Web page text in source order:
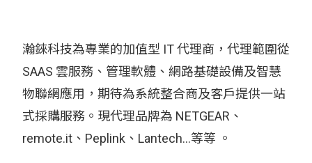
瀚錸科技為專業的加值型 IT 代理商，代理範圍從
SAAS 雲服務、管理軟體、網路基礎設備及智慧
物聯網應用，期待為系統整合商及客戶提供一站
式採購服務。現代理品牌為 NETGEAR、
remote.it、Peplink、Lantech…等等 。